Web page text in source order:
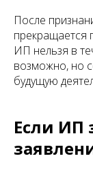
После
прекращается
ИП нельзя в
возможно, но
будущую
Если ИП